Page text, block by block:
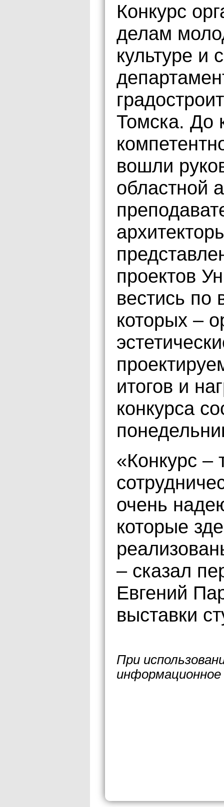
Конкурс
делам
культуре и
Томска. До
вошли
областной
проектов
вестись по
которых –
итогов и
конкурса
«Конкурс –
очень
которые
– сказал
Евгений
выставки
При